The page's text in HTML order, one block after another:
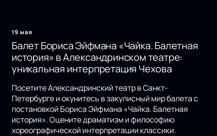
19 мая
Балет Бориса Эйфмана «Чайка. Балетная
история» в Александринском театре:
уникальная интерпретация Чехова
Посетите Александринский театр в Санкт-
Петербурге и окунитесь в закулисный мир балета с
постановкой Бориса Эйфмана «Чайка. Балетная
история». Оцените драматизм и философию
хореографической интерпретации классики.